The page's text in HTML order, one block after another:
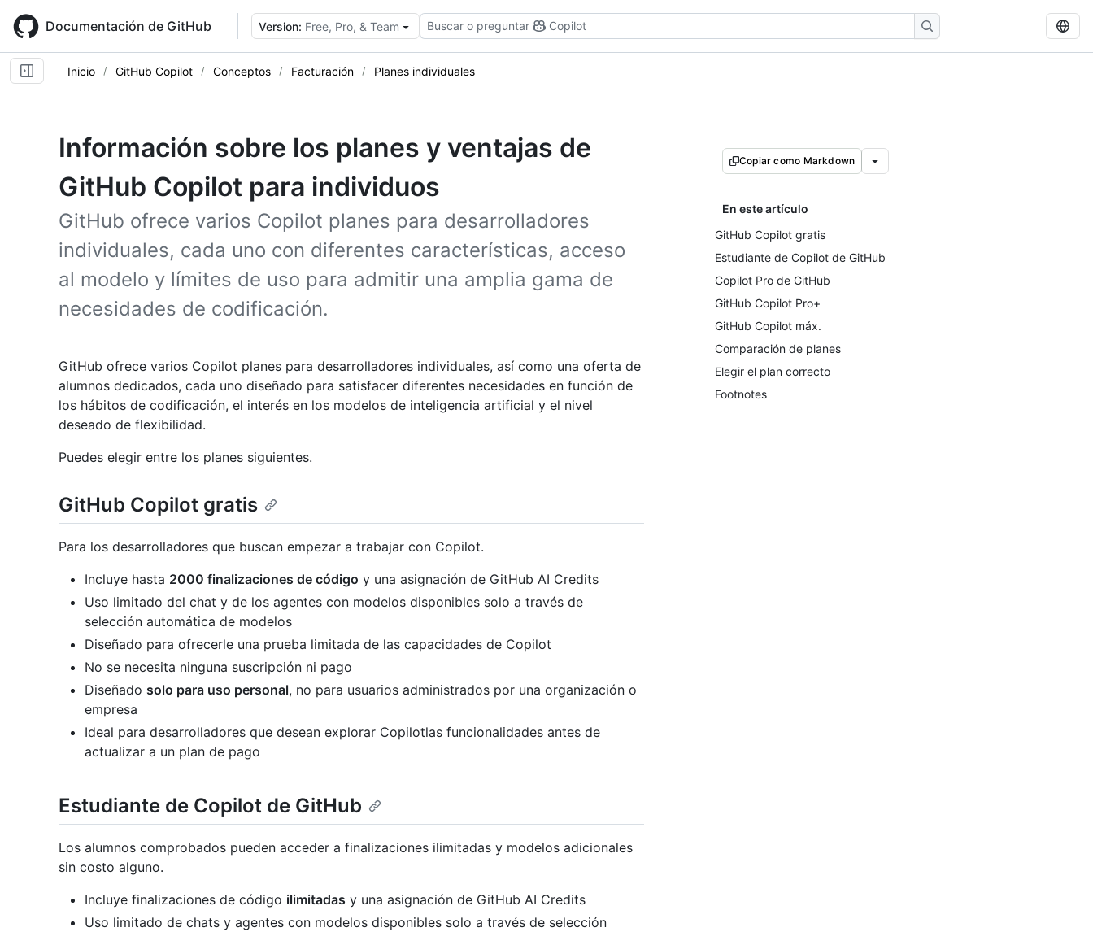
main
content
Documentación de GitHub Version: Free, Pro, & Team Buscar o preguntar Copilot
Inicio GitHub Copilot Conceptos Facturación Planes individuales
Información sobre los planes y ventajas de
GitHub Copilot para individuos
GitHub ofrece varios Copilot planes para desarrolladores
individuales, cada uno con diferentes características, acceso
al modelo y límites de uso para admitir una amplia gama de
necesidades de codificación.
Copiar como Markdown
En este artículo
GitHub Copilot gratis
Estudiante de Copilot de GitHub
Copilot Pro de GitHub
GitHub Copilot Pro+
GitHub Copilot máx.
Comparación de planes
Elegir el plan correcto
Footnotes
GitHub ofrece varios Copilot planes para desarrolladores individuales, así como una oferta de
alumnos dedicados, cada uno diseñado para satisfacer diferentes necesidades en función de
los hábitos de codificación, el interés en los modelos de inteligencia artificial y el nivel
deseado de flexibilidad.
Puedes elegir entre los planes siguientes.
GitHub Copilot gratis
Para los desarrolladores que buscan empezar a trabajar con Copilot.
Incluye hasta 2000 finalizaciones de código y una asignación de GitHub AI Credits
Uso limitado del chat y de los agentes con modelos disponibles solo a través de
selección automática de modelos
Diseñado para ofrecerle una prueba limitada de las capacidades de Copilot
No se necesita ninguna suscripción ni pago
Diseñado solo para uso personal, no para usuarios administrados por una organización o
empresa
Ideal para desarrolladores que desean explorar Copilotlas funcionalidades antes de
actualizar a un plan de pago
Estudiante de Copilot de GitHub
Los alumnos comprobados pueden acceder a finalizaciones ilimitadas y modelos adicionales
sin costo alguno.
Incluye finalizaciones de código ilimitadas y una asignación de GitHub AI Credits
Uso limitado de chats y agentes con modelos disponibles solo a través de selección